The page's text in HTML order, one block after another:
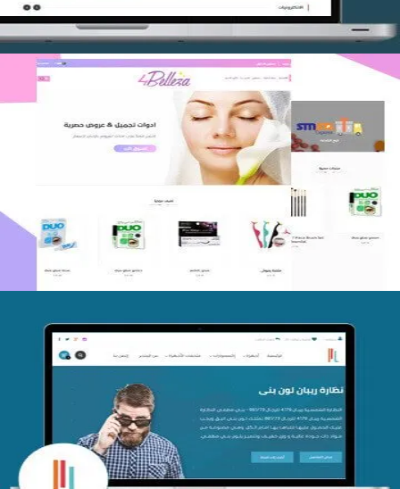
اعادة تصميم متجر فوربليزا
التفاصيل
تصميم متجر اي كير
التفاصيل